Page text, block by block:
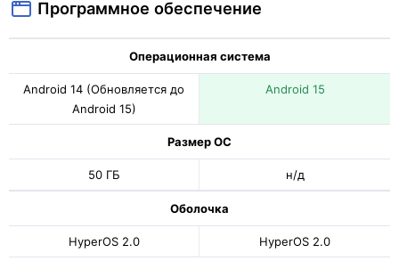
Программное обеспечение
Операционная система
Android 14 (Обновляется до
Android 15)
Android 15
Размер ОС
50 ГБ н/д
Оболочка
HyperOS 2.0 HyperOS 2.0